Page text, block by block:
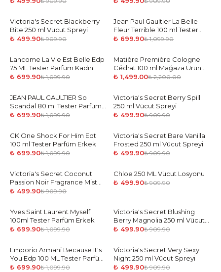
-45%
Victoria's Secret Blackberry
Bite 250 ml Vücut Spreyi
₺ 499.90₺ 909.90
-36%
Jean Paul Gaultier La Belle
Fleur Terrible 100 ml Tester
Parfüm Kadın
₺ 699.90₺ 1,099.90
-36%
Lancome La Vie Est Belle Edp
75 ML Tester Parfüm Kadın
₺ 699.90₺ 1,099.90
-32%
Matière Première Cologne
Cédrat 100 ml Mağaza Ürün
Unisex
₺ 1,499.00₺ 2,200.00
-36 %
JEAN PAUL GAULTIER So
Scandal 80 ml Tester Parfüm
Kadın
₺ 699.90₺ 1,099.90
-45%
Victoria's Secret Berry Spill
250 ml Vücut Spreyi
₺ 499.90₺ 909.90
- 36%
CK One Shock For Him Edt
100 ml Tester Parfüm Erkek
₺ 699.90₺ 1,099.90
-45%
Victoria's Secret Bare Vanilla
Frosted 250 ml Vücut Spreyi
₺ 499.90₺ 909.90
-45%
Victoria's Secret Coconut
Passion Noir Fragrance Mist
250 ML Vücut Spreyi
₺ 499.90₺ 909.90
-45%
Chloe 250 ML Vücut Losyonu
₺ 499.90₺ 909.90
-36%
Yves Saint Laurent Myself
100ml Tester Parfüm Erkek
₺ 699.90₺ 1,099.90
-45%
Victoria's Secret Blushing
Berry Magnolia 250 ml Vücut
Spreyi
₺ 499.90₺ 909.90
-36%
Emporio Armani Because It's
You Edp 100 ML Tester Parfüm
Kadın
₺ 699.90₺ 1,099.90
-45%
Victoria's Secret Very Sexy
Night 250 ml Vücut Spreyi
₺ 499.90₺ 909.90